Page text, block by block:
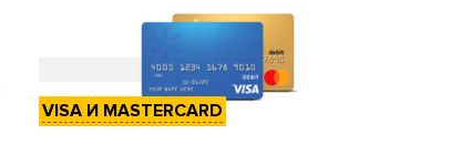
VISA И MASTERCARD